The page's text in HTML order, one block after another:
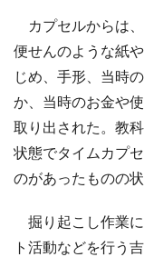
カプセルからは
便せんのような紙
じめ、手形、当時
か、当時のお金や
取り出された。教
状態でタイムカプ
のがあったものの
掘り起こし作業
ト活動などを行う